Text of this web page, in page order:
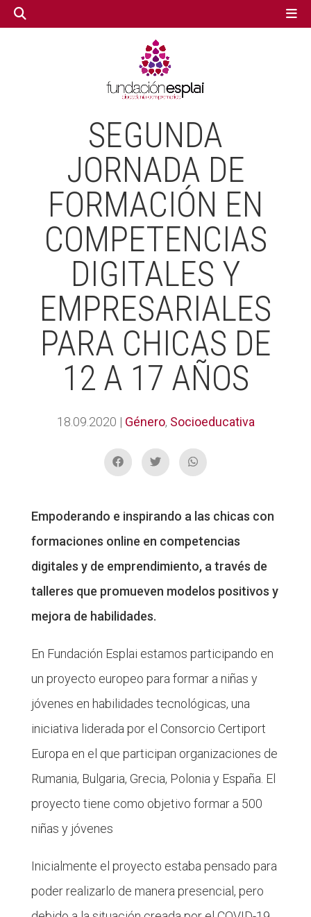
SEGUNDA
JORNADA DE
FORMACIÓN EN
COMPETENCIAS
DIGITALES Y
EMPRESARIALES
PARA CHICAS DE
12 A 17 AÑOS
18.09.2020 | Género, Socioeducativa
Empoderando e inspirando a las chicas con
formaciones online en competencias
digitales y de emprendimiento, a través de
talleres que promueven modelos positivos y
mejora de habilidades.
En Fundación Esplai estamos participando en
un proyecto europeo para formar a niñas y
jóvenes en habilidades tecnológicas, una
iniciativa liderada por el Consorcio Certiport
Europa en el que participan organizaciones de
Rumania, Bulgaria, Grecia, Polonia y España. El
proyecto tiene como objetivo formar a 500
niñas y jóvenes
Inicialmente el proyecto estaba pensado para
poder realizarlo de manera presencial, pero
GESTIÓN TERCER SECTOR
CONECTA IA
VOLUNTARIADO.NET
GESTIÓN TERCER SECTOR
CONECTA IA
VOLUNTARIADO.NET